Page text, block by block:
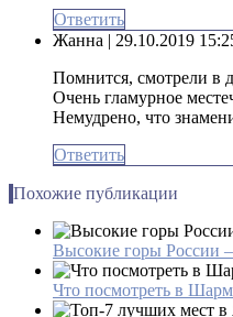
Ответить
Жанна | 29.10.2019
Помнится, смотрели в
Очень гламурное
Немудрено, что
Ответить
Похожие публикации
Высокие горы России
Что посмотреть в